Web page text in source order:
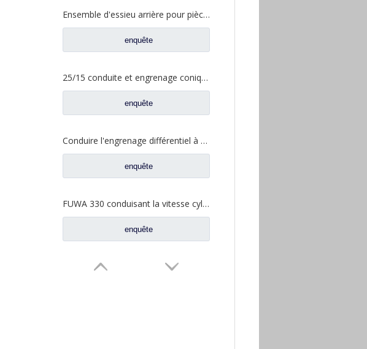
Ensemble d'essieu arrière pour pièces de rechange AH71131550536 de camion de Sinotruk Steyr
enquête
25/15 conduite et engrenage conique entraîné pour pièces de camion à essieu Foton Qingte QT205D3-2402020 QT205D3-2402026
enquête
Conduire l'engrenage différentiel à engrenage cylindrique pour les pièces de rechange AZ9981320130 de camion d'essieu de Sinotruk HOWO AC16
enquête
FUWA 330 conduisant la vitesse cylindrique pour les pièces de rechange CD0043M0-9 de camion de Ford
enquête